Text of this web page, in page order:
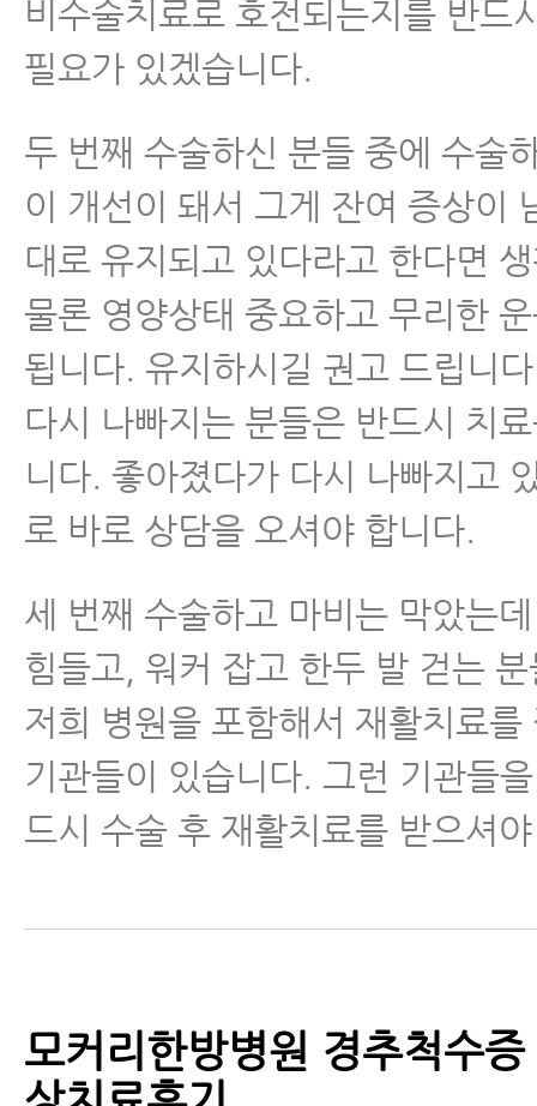
비수술치료로 호전되는지를 반드
필요가 있겠습니다.
두 번째 수술하신 분들 중에 수술
이 개선이 돼서 그게 잔여 증상이
대로 유지되고 있다라고 한다면
물론 영양상태 중요하고 무리한
됩니다. 유지하시길 권고 드립니
다시 나빠지는 분들은 반드시 치
니다. 좋아졌다가 다시 나빠지고
로 바로 상담을 오셔야 합니다.
세 번째 수술하고 마비는 막았는
힘들고, 워커 잡고 한두 발 걷는
저희 병원을 포함해서 재활치료를
기관들이 있습니다. 그런 기관들
드시 수술 후 재활치료를 받으셔
모커리한방병원 경추척수